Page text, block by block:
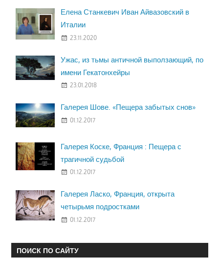
Елена Станкевич Иван Айвазовский в
Италии
23.11.2020
Ужас, из тьмы античной выползающий, по
имени Гекатонхейры
23.01.2018
Галерея Шове. «Пещера забытых снов»
01.12.2017
Галерея Коске, Франция : Пещера с
трагичной судьбой
01.12.2017
Галерея Ласко, Франция, открыта
четырьмя подростками
01.12.2017
ПОИСК ПО САЙТУ